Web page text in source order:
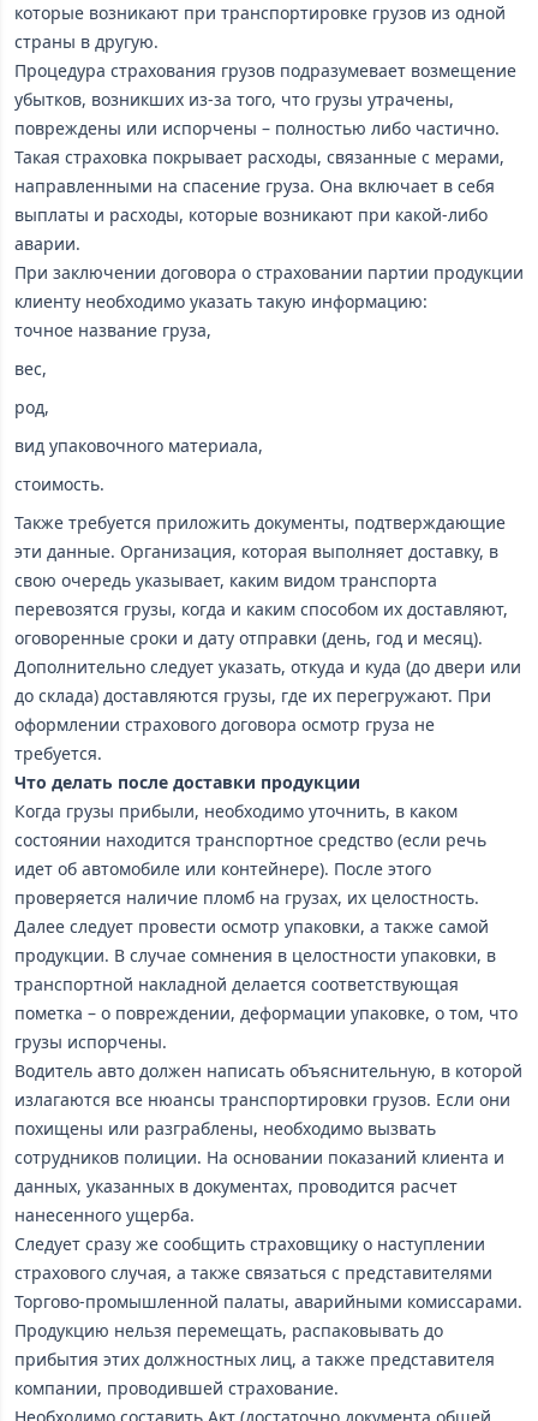
которые возникают при транспортировке грузов из одной
страны в другую.
Процедура страхования грузов подразумевает возмещение
убытков, возникших из-за того, что грузы утрачены,
повреждены или испорчены – полностью либо частично.
Такая страховка покрывает расходы, связанные с мерами,
направленными на спасение груза. Она включает в себя
выплаты и расходы, которые возникают при какой-либо
аварии.
При заключении договора о страховании партии продукции
клиенту необходимо указать такую информацию:
точное название груза,
вес,
род,
вид упаковочного материала,
стоимость.
Также требуется приложить документы, подтверждающие
эти данные. Организация, которая выполняет доставку, в
свою очередь указывает, каким видом транспорта
перевозятся грузы, когда и каким способом их доставляют,
оговоренные сроки и дату отправки (день, год и месяц).
Дополнительно следует указать, откуда и куда (до двери или
до склада) доставляются грузы, где их перегружают. При
оформлении страхового договора осмотр груза не
требуется.
Что делать после доставки продукции
Когда грузы прибыли, необходимо уточнить, в каком
состоянии находится транспортное средство (если речь
идет об автомобиле или контейнере). После этого
проверяется наличие пломб на грузах, их целостность.
Далее следует провести осмотр упаковки, а также самой
продукции. В случае сомнения в целостности упаковки, в
транспортной накладной делается соответствующая
пометка – о повреждении, деформации упаковке, о том, что
грузы испорчены.
Водитель авто должен написать объяснительную, в которой
излагаются все нюансы транспортировки грузов. Если они
похищены или разграблены, необходимо вызвать
сотрудников полиции. На основании показаний клиента и
данных, указанных в документах, проводится расчет
нанесенного ущерба.
Следует сразу же сообщить страховщику о наступлении
страхового случая, а также связаться с представителями
Торгово-промышленной палаты, аварийными комиссарами.
Продукцию нельзя перемещать, распаковывать до
прибытия этих должностных лиц, а также представителя
компании, проводившей страхование.